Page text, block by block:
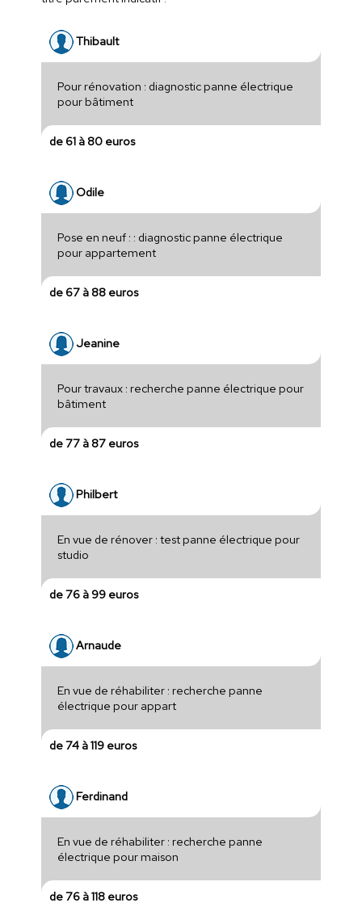
Thibault
Pour rénovation : diagnostic panne électrique
pour bâtiment
de 61 à 80 euros
Odile
Pose en neuf : : diagnostic panne électrique
pour appartement
de 67 à 88 euros
Jeanine
Pour travaux : recherche panne électrique pour
bâtiment
de 77 à 87 euros
Philbert
En vue de rénover : test panne électrique pour
studio
de 76 à 99 euros
Arnaude
En vue de réhabiliter : recherche panne
électrique pour appart
de 74 à 119 euros
Ferdinand
En vue de réhabiliter : recherche panne
électrique pour maison
de 76 à 118 euros